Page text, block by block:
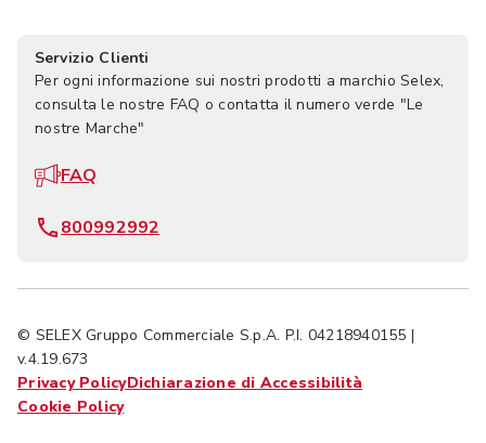
Servizio Clienti
Per ogni informazione sui nostri prodotti a marchio Selex,
consulta le nostre FAQ o contatta il numero verde "Le
nostre Marche"
FAQ
800992992
© SELEX Gruppo Commerciale S.p.A. P.I. 04218940155 |
v.4.19.673
Privacy PolicyDichiarazione di Accessibilità
Cookie Policy